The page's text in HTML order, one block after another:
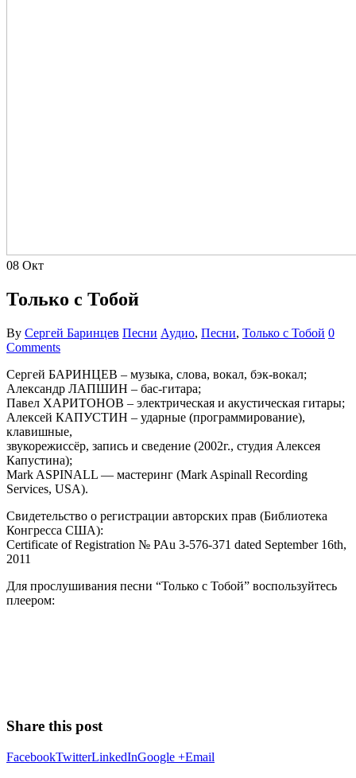
08 Окт
Только с Тобой
By Сергей Баринцев Песни Аудио, Песни, Только с Тобой 0
Comments
Сергей БАРИНЦЕВ – музыка, слова, вокал, бэк-вокал;
Александр ЛАПШИН – бас-гитара;
Павел ХАРИТОНОВ – электрическая и акустическая гитары;
Алексей КАПУСТИН – ударные (программирование),
клавишные,
звукорежиссёр, запись и сведение (2002г., студия Алексея
Капустина);
Mark ASPINALL — мастеринг (Mark Aspinall Recording
Services, USA).
Свидетельство о регистрации авторских прав (Библиотека
Конгресса США):
Certificate of Registration № PAu 3-576-371 dated September 16th,
2011
Для прослушивания песни “Только с Тобой” воспользуйтесь
плеером:
Share this post
FacebookTwitterLinkedInGoogle +Email